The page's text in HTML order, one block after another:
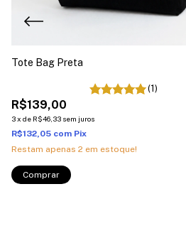
Tote Bag Preta
(1)
R$139,00
3x de R$46,33 sem juros
R$132,05 com Pix
Restam apenas 2 em estoque!